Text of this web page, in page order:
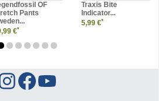
OF
Pants
€*
Traxis Bite
Indicator...
5,99 €*